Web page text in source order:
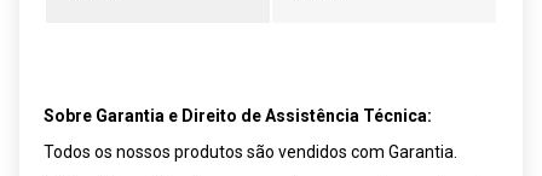
Sobre Garantia e Direito de Assistência Técnica:
Todos os nossos produtos são vendidos com Garantia.